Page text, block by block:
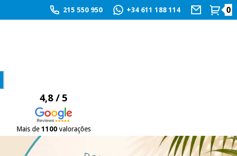
215 550 950 +34 611 188 114 0
4,8 / 5
Mais de 1100valorações